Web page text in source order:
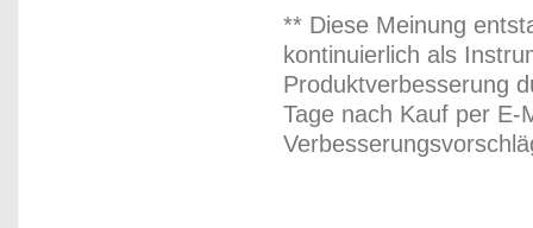
** Diese Meinung
kontinuierlich als
Produktverbesserung
Tage nach Kauf per E-